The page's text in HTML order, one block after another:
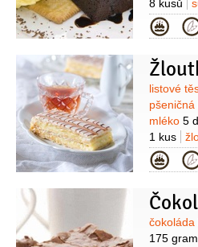
8 kusů
250
100
listové
pšeničná
mléko 5
1 kus
120
50 gramů
300
hořká
čokoláda
175